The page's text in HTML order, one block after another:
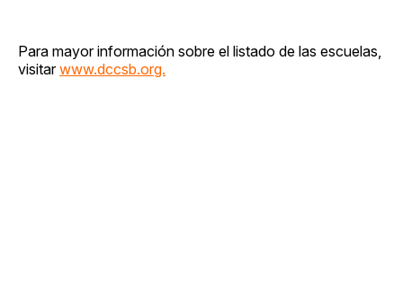
Para mayor información sobre el listado de las escuelas,
visitarwww.dccsb.org.